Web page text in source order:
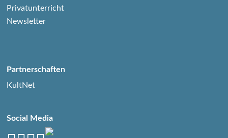
Privatunterricht
Newsletter
Partnerschaften
KultNet
Social Media